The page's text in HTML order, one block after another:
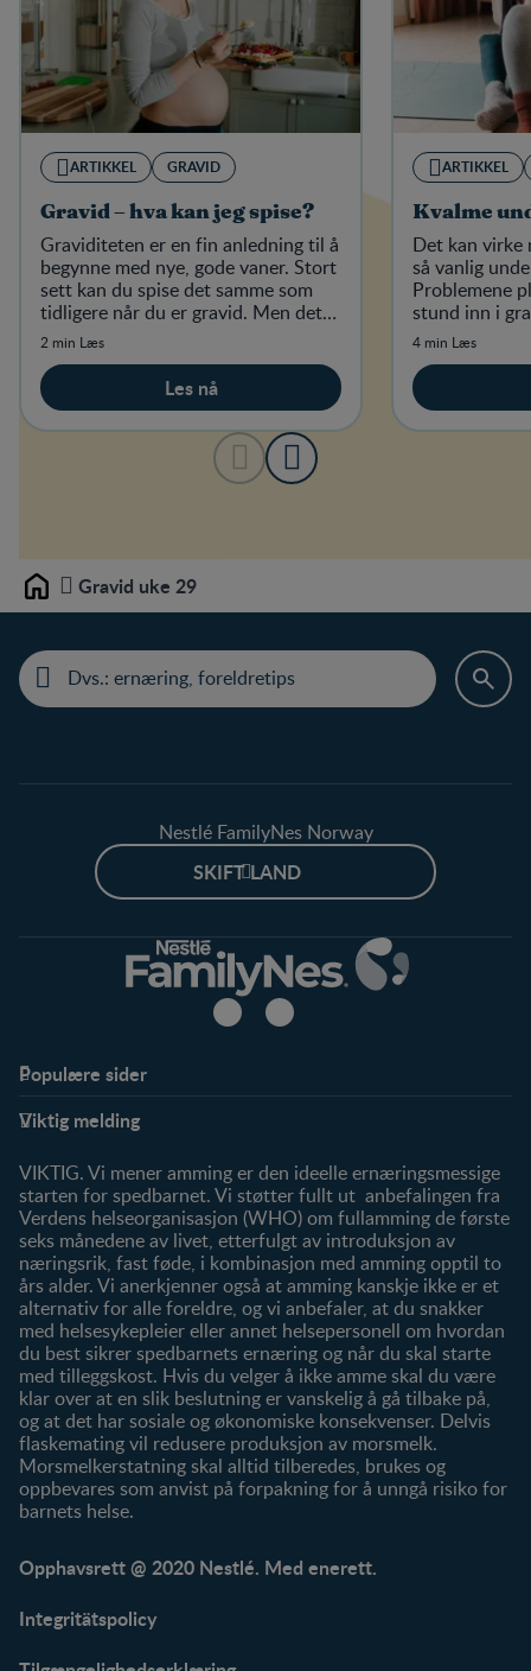
ARTIKKEL GRAVID
Gravid – hva kan jeg spise?
Graviditeten er en fin anledning til å
begynne med nye, gode vaner. Stort
sett kan du spise det samme som
tidligere når du er gravid. Men det
finnes enkelte matvarer du bør være
2 min Læs
Les nå
ARTIKKEL
Kvalme
Det kan virke
så vanlig
Problemene
stund inn i
slipper helt
4 min Læs
Home Gravid uke 29
Nestlé FamilyNes Norway
SKIFT LAND
Populære sider
FAQ
Våre merker
Viktig melding
VIKTIG. Vi mener amming er den ideelle ernæringsmessige
starten for spedbarnet. Vi støtter fullt ut anbefalingen fra
Verdens helseorganisasjon (WHO) om fullamming de første
seks månedene av livet, etterfulgt av introduksjon av
næringsrik, fast føde, i kombinasjon med amming opptil to
års alder. Vi anerkjenner også at amming kanskje ikke er et
alternativ for alle foreldre, og vi anbefaler, at du snakker
med helsesykepleier eller annet helsepersonell om hvordan
du best sikrer spedbarnets ernæring og når du skal starte
med tilleggskost. Hvis du velger å ikke amme skal du være
klar over at en slik beslutning er vanskelig å gå tilbake på,
og at det har sosiale og økonomiske konsekvenser. Delvis
flaskemating vil redusere produksjon av morsmelk.
Morsmelkerstatning skal alltid tilberedes, brukes og
oppbevares som anvist på forpakning for å unngå risiko for
barnets helse.
Opphavsrett @ 2020 Nestlé. Med enerett.
Integritätspolicy